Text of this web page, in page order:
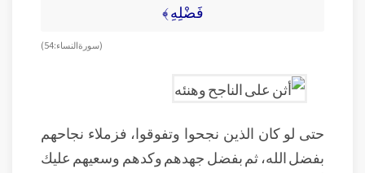
فَضْلِهِ ﴾
( سورة النساء: 54)
حتى لو كان الذين نجحوا وتفوقوا، فزملاء نجاحهم
بفضل الله، ثم بفضل جهدهم وكدهم وسعيهم عليك